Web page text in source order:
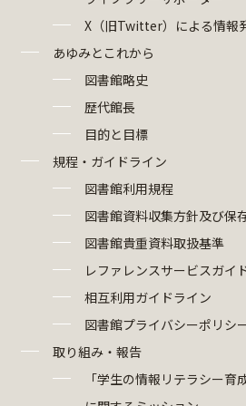
X（旧Twitter）による情報
あゆみとこれから
図書館略史
歴代館長
目的と目標
規程・ガイドライン
図書館利用規程
図書館資料収集方針及び保
図書館貴重資料取扱基準
レファレンスサービスガイ
相互利用ガイドライン
図書館プライバシーポリシ
取り組み・報告
「学生の情報リテラシー育